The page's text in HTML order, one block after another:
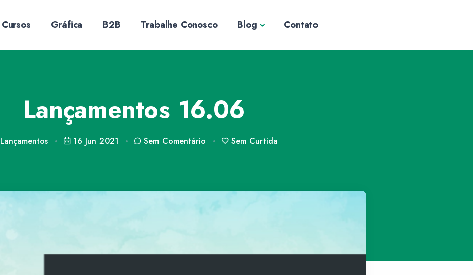
Cursos Gráfica B2B Trabalhe Conosco Blog Contato
Lançamentos 16.06
Lançamentos 16 Jun 2021 Sem Comentário Sem Curtida